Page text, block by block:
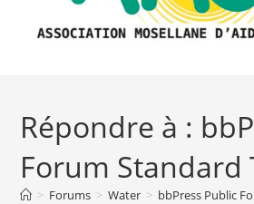
Répondre à :
Forum Standard
> Forums > Water > bbPress Public